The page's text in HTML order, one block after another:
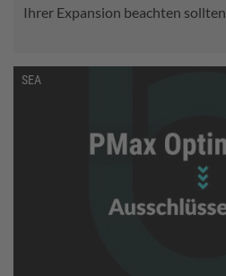
Ihrer Expansion beachten sollten.
SEA